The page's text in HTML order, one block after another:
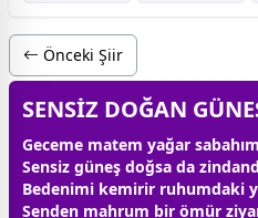
Önceki Şiir
SENSİZ DOĞAN
Geceme matem yağar
Sensiz güneş doğsa da
Bedenimi kemirir ruhumdaki
Senden mahrum bir ömür